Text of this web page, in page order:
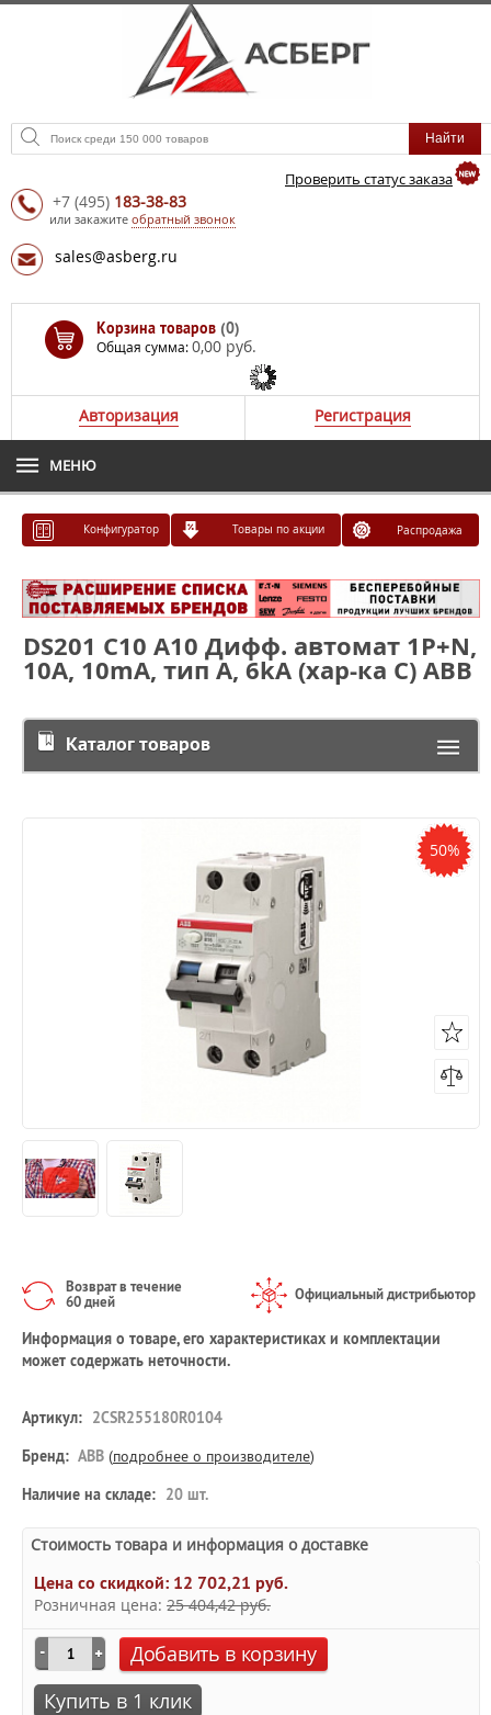
Проверить статус заказа
+7 (495) 183-38-83
или закажите обратный звонок
sales@asberg.ru
Корзина товаров (0)
Общая сумма:0,00 руб.
Авторизация Регистрация
МЕНЮ
Конфигуратор Товары по акции Распродажа
DS201 C10 A10 Дифф. автомат 1P+N,
10A, 10mA, тип А, 6kA (хар-ка C) ABB
Каталог товаров
50%
Возврат в течение
60 дней
Официальный дистрибьютор
Информация о товаре, его характеристиках и комплектации
может содержать неточности.
Артикул: 2CSR255180R0104
Бренд: ABB (подробнее о производителе)
Наличие на складе: 20 шт.
Стоимость товара и информация о доставке
Цена со скидкой: 12 702,21 руб.
Розничная цена: 25 404,42 руб.
Добавить в корзину
Купить в 1 клик